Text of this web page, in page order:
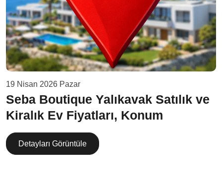
19 Nisan 2026 Pazar
Seba Boutique Yalıkavak Satılık ve
Kiralık Ev Fiyatları, Konum
Detayları Görüntüle